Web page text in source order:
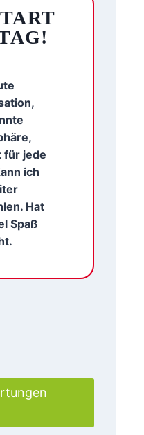
für jede
ich
Hat
Spaß